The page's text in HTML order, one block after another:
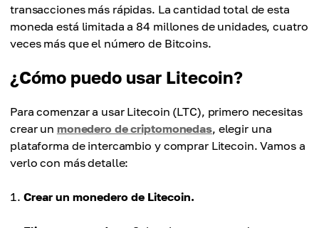
transacciones más rápidas. La cantidad total de esta
moneda está limitada a 84 millones de unidades, cuatro
veces más que el número de Bitcoins.
¿Cómo puedo usar Litecoin?
Para comenzar a usar Litecoin (LTC), primero necesitas
crear un monedero de criptomonedas, elegir una
plataforma de intercambio y comprar Litecoin. Vamos a
verlo con más detalle:
Crear un monedero de Litecoin.